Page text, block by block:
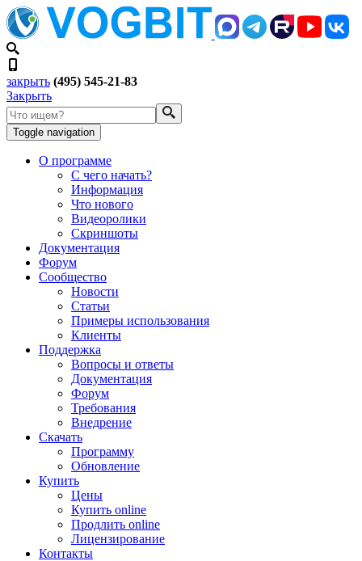
закрыть (495) 545-21-83
Закрыть
Toggle navigation
О программе
С чего начать?
Информация
Что нового
Видеоролики
Скриншоты
Документация
Форум
Сообщество
Новости
Статьи
Примеры использования
Клиенты
Поддержка
Вопросы и ответы
Документация
Форум
Требования
Внедрение
Скачать
Программу
Обновление
Купить
Цены
Купить online
Продлить online
Лицензирование
Контакты